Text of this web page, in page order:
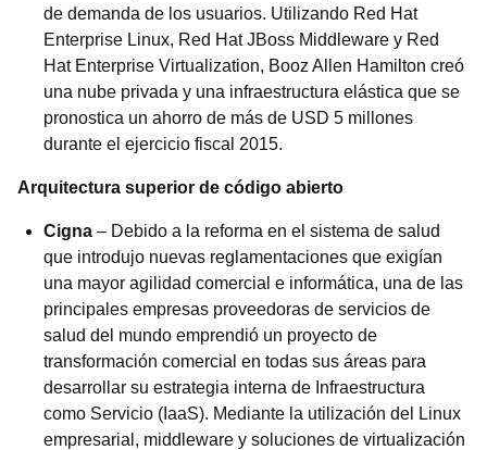
de demanda de los usuarios. Utilizando Red Hat
Enterprise Linux, Red Hat JBoss Middleware y Red
Hat Enterprise Virtualization, Booz Allen Hamilton creó
una nube privada y una infraestructura elástica que se
pronostica un ahorro de más de USD 5 millones
durante el ejercicio fiscal 2015.
Arquitectura superior de código abierto
Cigna – Debido a la reforma en el sistema de salud
que introdujo nuevas reglamentaciones que exigían
una mayor agilidad comercial e informática, una de las
principales empresas proveedoras de servicios de
salud del mundo emprendió un proyecto de
transformación comercial en todas sus áreas para
desarrollar su estrategia interna de Infraestructura
como Servicio (IaaS). Mediante la utilización del Linux
empresarial, middleware y soluciones de virtualización